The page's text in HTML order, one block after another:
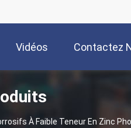
Vidéos Contactez
À Faible Teneur En Zinc